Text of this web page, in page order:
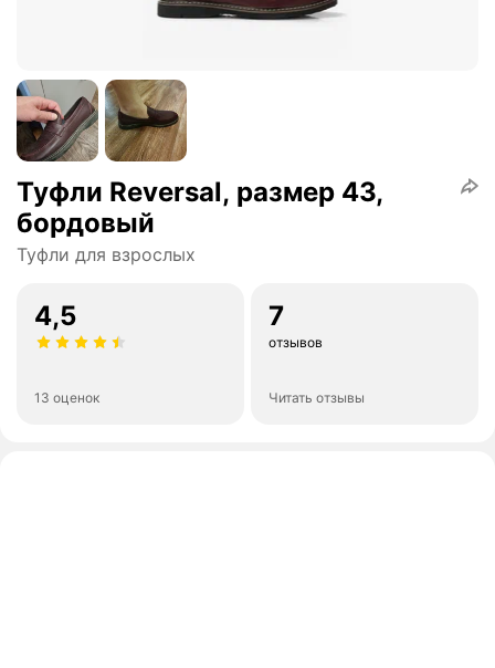
Туфли Reversal, размер 43,
бордовый
Туфли для взрослых
4,5
13 оценок
7
отзывов
Читать отзывы